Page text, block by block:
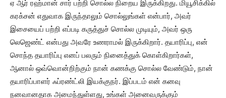
ஏ ஆர் ரஹ்மான் சார் பற்றி சொல்ல நிறைய இருக்கிறது. மியூசிக்கில்
கரக்சன் எதுவாக இருந்தாலும் சொல்லுங்கள் என்பார், அவர்
இசையைப் பற்றி எப்படி கருத்துச் சொல்ல முடியும், அவர் ஒரு
லெஜெண்ட் என்பது அவரே உணராமல் இருக்கிறார். தயாரிப்பு, என்
சொந்த தயாரிப்பு எனப் பலரும் நினைத்துக் கொள்கிறார்கள்,
ஆனால் ஒவ்வொன்றிற்கும் நான் கணக்கு சொல்ல வேண்டும், நான்
தயாரிப்பாளர் ஃப்ரண்ட்லி இயக்குநர். இப்படம் என் கனவு
நனவானதாக அமைந்துள்ளது, உங்கள் அனைவருக்கும்